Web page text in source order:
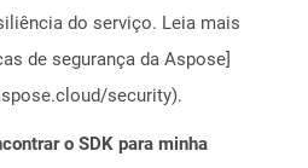
do serviço. Leia mais
de segurança da Aspose]
security).
o SDK para minha